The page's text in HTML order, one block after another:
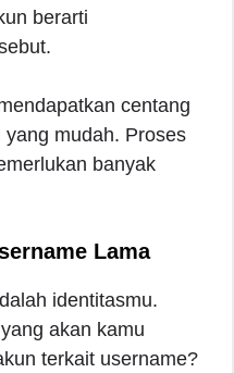
berarti
centang
mudah. Proses
banyak
Lama
identitasmu.
akan kamu
terkait username?